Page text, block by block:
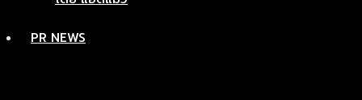
PR NEWS